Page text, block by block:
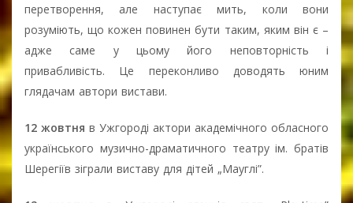
перетворення, але наступає мить, коли вони
розуміють, що кожен повинен бути таким, яким він є –
адже саме у цьому його неповторність і
привабливість. Це переконливо доводять юним
глядачам автори вистави.
12 жовтня в Ужгороді актори академічного обласного
українського музично-драматичного театру ім. братів
Шерегіїв зіграли виставу для дітей „Мауглі”.